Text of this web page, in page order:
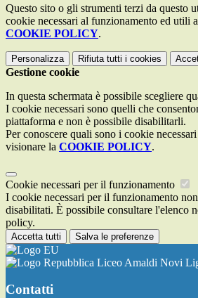
Questo sito o gli strumenti terzi da questo
cookie necessari al funzionamento ed utili
COOKIE POLICY.
Personalizza Rifiuta tutti i cookies
Gestione cookie
In questa schermata è possibile scegliere
I cookie necessari sono quelli che
piattaforma e non è possibile disabilitarli.
Per conoscere quali sono i cookie
visionare la COOKIE POLICY.
Cookie necessari per il funzionamento
I cookie necessari per il funzionamento
disabilitati. È possibile consultare l'elenco
policy.
Accetta tutti Salva le preferenze
Liceo Amaldi Novi
Contatti